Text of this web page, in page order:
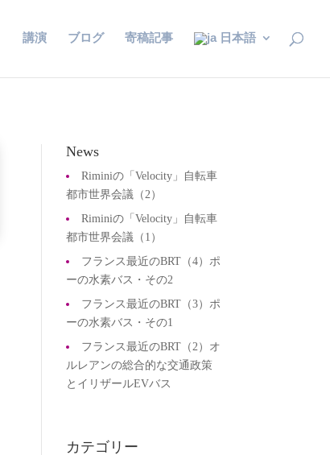
講演 ブログ 寄稿記事 日本語
News
Riminiの「Velocity」自転車
都市世界会議（2）
Riminiの「Velocity」自転車
都市世界会議（1）
フランス最近のBRT（4）ポ
ーの水素バス・その2
フランス最近のBRT（3）ポ
ーの水素バス・その1
フランス最近のBRT（2）オ
ルレアンの総合的な交通政策
とイリザールEVバス
カテゴリー